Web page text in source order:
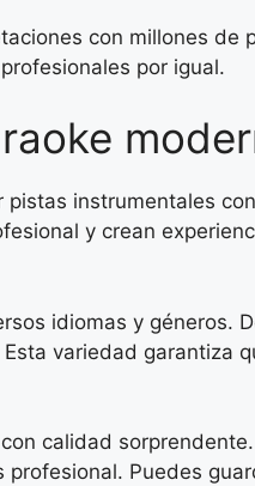
con millones de
por igual.
instrumentales
y crean
idiomas y géneros.
variedad garantiza
calidad
Puedes